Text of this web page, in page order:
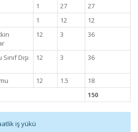
1 27
27
1 12
12
12 3 36
Dışı
12 3 36
12 1.5
18
150
iş yükü